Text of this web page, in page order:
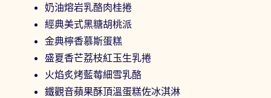
奶油熔岩乳酪肉桂捲
經典美式黑糖胡桃派
金典檸香慕斯蛋糕
盛夏香芒荔枝紅玉生乳捲
火焰炙烤藍莓細雪乳酪
鐵觀音蘋果酥頂溫蛋糕佐冰淇淋